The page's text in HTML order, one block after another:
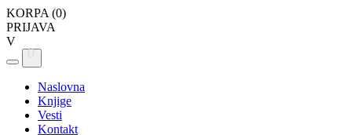
KORPA (0)
PRIJAVA
V
0
Naslovna
Knjige
Vesti
Kontakt